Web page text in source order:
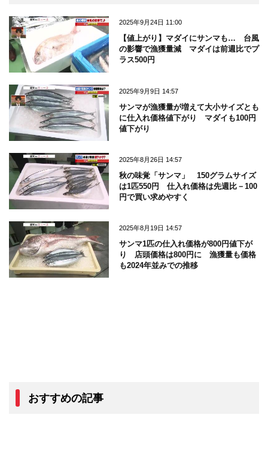
2025年9月24日 11:00
【値上がり】マダイにサンマも… 台風
の影響で漁獲量減 マダイは前週比でプ
ラス500円
2025年9月9日 14:57
サンマが漁獲量が増えて大小サイズとも
に仕入れ価格値下がり マダイも100円
値下がり
2025年8月26日 14:57
秋の味覚「サンマ」 150グラムサイズ
は1匹550円 仕入れ価格は先週比－100
円で買い求めやすく
2025年8月19日 14:57
サンマ1匹の仕入れ価格が800円値下が
り 店頭価格は800円に 漁獲量も価格
も2024年並みでの推移
おすすめの記事